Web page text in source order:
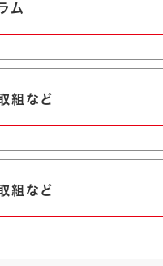
ム
組など
組など